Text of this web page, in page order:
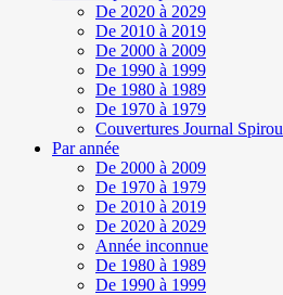
De 2020 à 2029
De 2010 à 2019
De 2000 à 2009
De 1990 à 1999
De 1980 à 1989
De 1970 à 1979
Couvertures Journal Spirou
Par année
De 2000 à 2009
De 1970 à 1979
De 2010 à 2019
De 2020 à 2029
Année inconnue
De 1980 à 1989
De 1990 à 1999